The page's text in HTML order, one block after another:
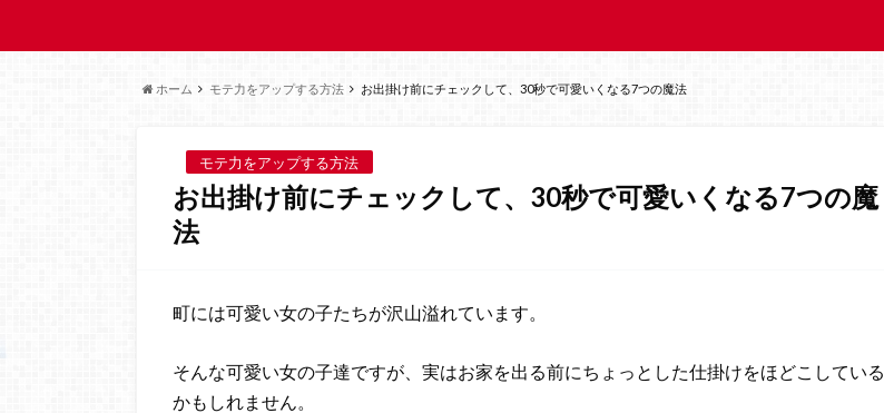
ホーム モテ力をアップする方法 お出掛け前にチェックして、30秒で可愛いくなる7つの魔法
モテ力をアップする方法
お出掛け前にチェックして、30秒で可愛いくなる7つの魔
法
町には可愛い女の子たちが沢山溢れています。
そんな可愛い女の子達ですが、実はお家を出る前にちょっとした仕掛けをほどこしている
かもしれません。